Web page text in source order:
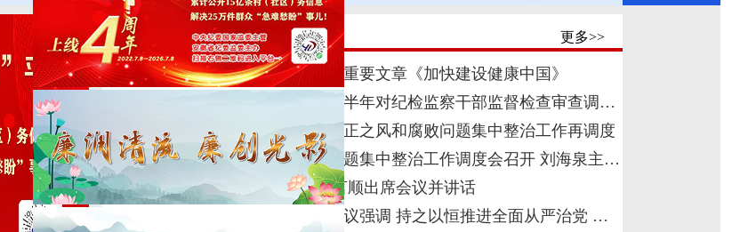
更多>>
《求是》杂志发表习近平总书记重要文章《加快建设健康中国》
中央纪委国家监委通报2026年上半年对纪检监察干部监督检查审查调…
中央纪委国家监委对群众身边不正之风和腐败问题集中整治工作再调度
全省群众身边不正之风和腐败问题集中整治工作调度会召开 刘海泉主…
全省服务业大会在合肥召开 梁言顺出席会议并讲话
刘海泉主持召开省纪委常委会会议强调 持之以恒推进全面从严治党 …